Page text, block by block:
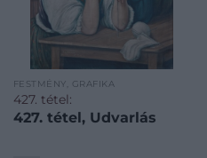
FESTMÉNY, GRAFIKA
427. tétel:
427. tétel, Udvarlás